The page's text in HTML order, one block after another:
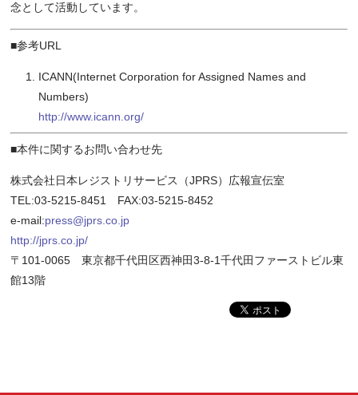
念として活動しています。
■参考URL
ICANN(Internet Corporation for Assigned Names and
Numbers)
http://www.icann.org/
■本件に関するお問い合わせ先
株式会社日本レジストリサービス（JPRS）広報宣伝室
TEL:03-5215-8451 FAX:03-5215-8452
e-mail:press@jprs.co.jp
http://jprs.co.jp/
〒101-0065 東京都千代田区西神田3-8-1千代田ファーストビル東
館13階